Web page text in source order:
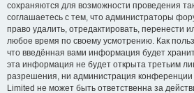
сохраняются для возможности проведения
соглашаетесь с тем, что администраторы
право удалить, отредактировать, перенести
любое время по своему усмотрению. Как
что введённая вами информация будет
эта информация не будет открыта третьим
разрешения, ни администрация
Limited не может быть ответственна за